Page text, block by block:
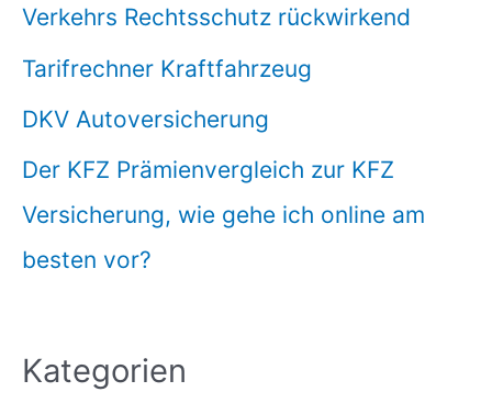
Verkehrs Rechtsschutz rückwirkend
Tarifrechner Kraftfahrzeug
DKV Autoversicherung
Der KFZ Prämienvergleich zur KFZ
Versicherung, wie gehe ich online am
besten vor?
Kategorien